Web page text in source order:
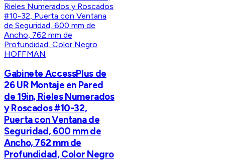
HOFFMAN
Gabinete AccessPlus de
26 UR Montaje en Pared
de 19in, Rieles Numerados
y Roscados #10-32,
Puerta con Ventana de
Seguridad, 600 mm de
Ancho, 762 mm de
Profundidad, Color Negro